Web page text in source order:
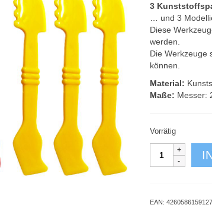
3
… und 3
Diese
werden.
Die Werkzeuge
können.
Material:
Maße: Messer:
Vorrätig
Modelliermesser
6er
EAN: 4260586159127